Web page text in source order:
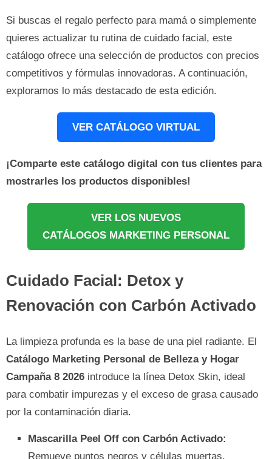
Si buscas el regalo perfecto para mamá o simplemente
quieres actualizar tu rutina de cuidado facial, este
catálogo ofrece una selección de productos con precios
competitivos y fórmulas innovadoras. A continuación,
exploramos lo más destacado de esta edición.
VER CATÁLOGO VIRTUAL
¡Comparte este catálogo digital con tus clientes para
mostrarles los productos disponibles!
VER LOS NUEVOS
CATÁLOGOS MARKETING PERSONAL
Cuidado Facial: Detox y
Renovación con Carbón Activado
La limpieza profunda es la base de una piel radiante. El
Catálogo Marketing Personal de Belleza y Hogar
Campaña 8 2026 introduce la línea Detox Skin, ideal
para combatir impurezas y el exceso de grasa causado
por la contaminación diaria.
Mascarilla Peel Off con Carbón Activado:
Remueve puntos negros y células muertas.